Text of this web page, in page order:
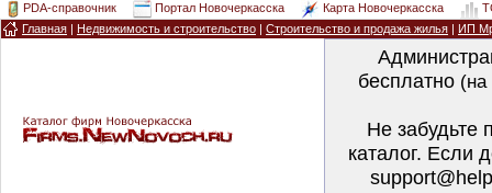
PDA-справочник Портал Новочеркасска Карта Новочеркасска
Главная | Недвижимость и строительство | Строительство и продажа жилья | ИП
бесплатно
Не забудьте
каталог. Если